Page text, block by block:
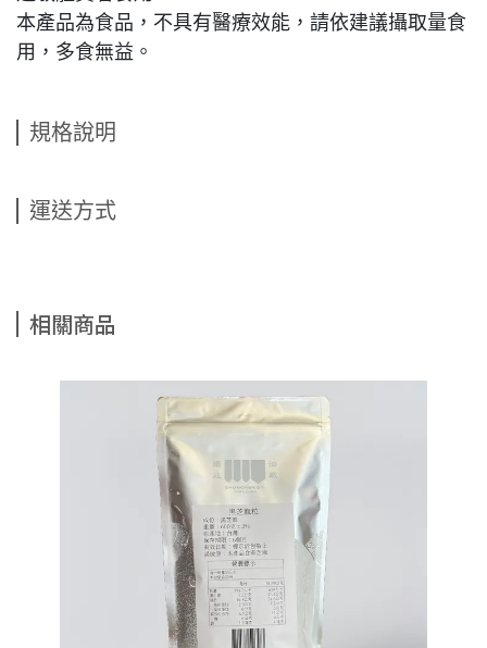
本產品為食品，不具有醫療效能，請依建議攝取量食
用，多食無益。
規格說明
運送方式
相關商品